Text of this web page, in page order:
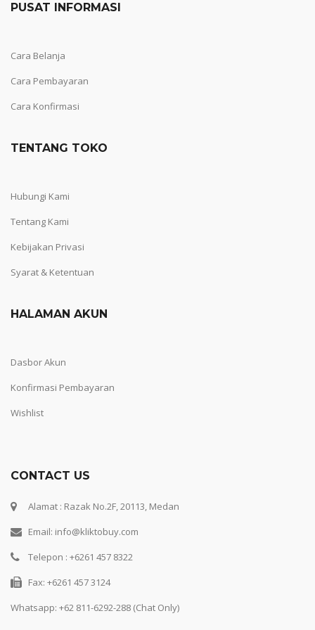
PUSAT INFORMASI
Cara Belanja
Cara Pembayaran
Cara Konfirmasi
TENTANG TOKO
Hubungi Kami
Tentang Kami
Kebijakan Privasi
Syarat & Ketentuan
HALAMAN AKUN
Dasbor Akun
Konfirmasi Pembayaran
Wishlist
CONTACT US
Alamat : Razak No.2F, 20113, Medan
Email: info@kliktobuy.com
Telepon : +6261 457 8322
Fax: +6261 457 3124
Whatsapp: +62 811-6292-288 (Chat Only)